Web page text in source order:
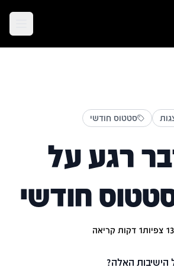
סטטוס חודשי
רגע על
חודשי
צפיות1 דקות קריאה
האלה?